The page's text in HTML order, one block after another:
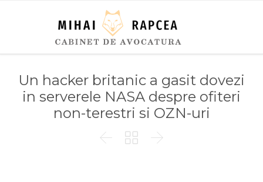
Un hacker britanic a gasit dovezi
in serverele NASA despre ofiteri
non-terestri si OZN-uri
  